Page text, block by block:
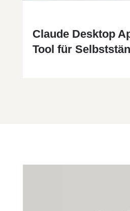
Claude Desktop
Tool für